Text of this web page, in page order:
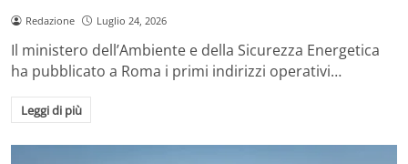
Redazione Luglio 24, 2026
Il ministero dell’Ambiente e della Sicurezza Energetica
ha pubblicato a Roma i primi indirizzi operativi…
Leggi di più